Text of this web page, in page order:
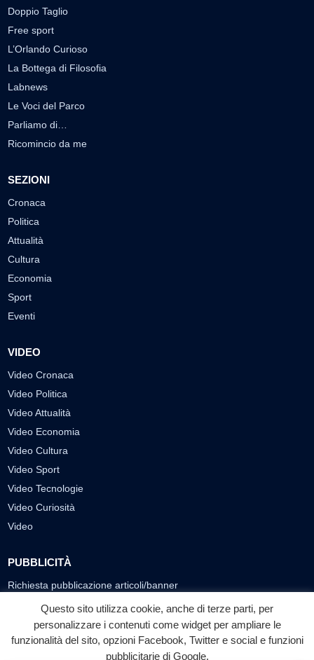
Doppio Taglio
Free sport
L’Orlando Curioso
La Bottega di Filosofia
Labnews
Le Voci del Parco
Parliamo di…
Ricomincio da me
SEZIONI
Cronaca
Politica
Attualità
Cultura
Economia
Sport
Eventi
VIDEO
Video Cronaca
Video Politica
Video Attualità
Video Economia
Video Cultura
Video Sport
Video Tecnologie
Video Curiosità
Video
PUBBLICITÀ
Richiesta pubblicazione articoli/banner
SEGUICI SUI SOCIAL
f ◎ ▶
Questo sito utilizza cookie, anche di terze parti, per
personalizzare i contenuti come widget per ampliare le
funzionalità del sito, opzioni Facebook, Twitter e social e funzioni
pubblicitarie di Google.